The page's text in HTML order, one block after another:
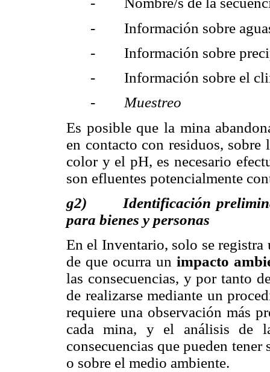
- Información sobre aguas
- Información sobre
- Información sobre el
- Muestreo
Es posible que la mina
en contacto con residuos,
color y el pH, es necesario
son efluentes potencialmente
g2)
Identificación
para bienes y personas
En el Inventario, solo se
de que ocurra unimpacto
las consecuencias, y por tanto
de realizarse mediante un
requiere una observación más
cada mina, y el análisis de
consecuencias que pueden
o sobre el medio ambiente.